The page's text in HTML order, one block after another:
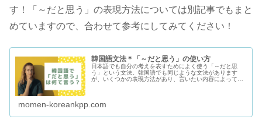
す！「～だと思う」の表現方法については別記事でもまと
めていますので、合わせて参考にしてみてください！
韓国語文法＊「～だと思う」の使い方
日本語でも自分の考えを表すためによく使う「～だと思
う」という文法。韓国語でも同じような文法があります
が、いくつかの表現方法があり、言いたい内容によって適
momen-koreankpp.com